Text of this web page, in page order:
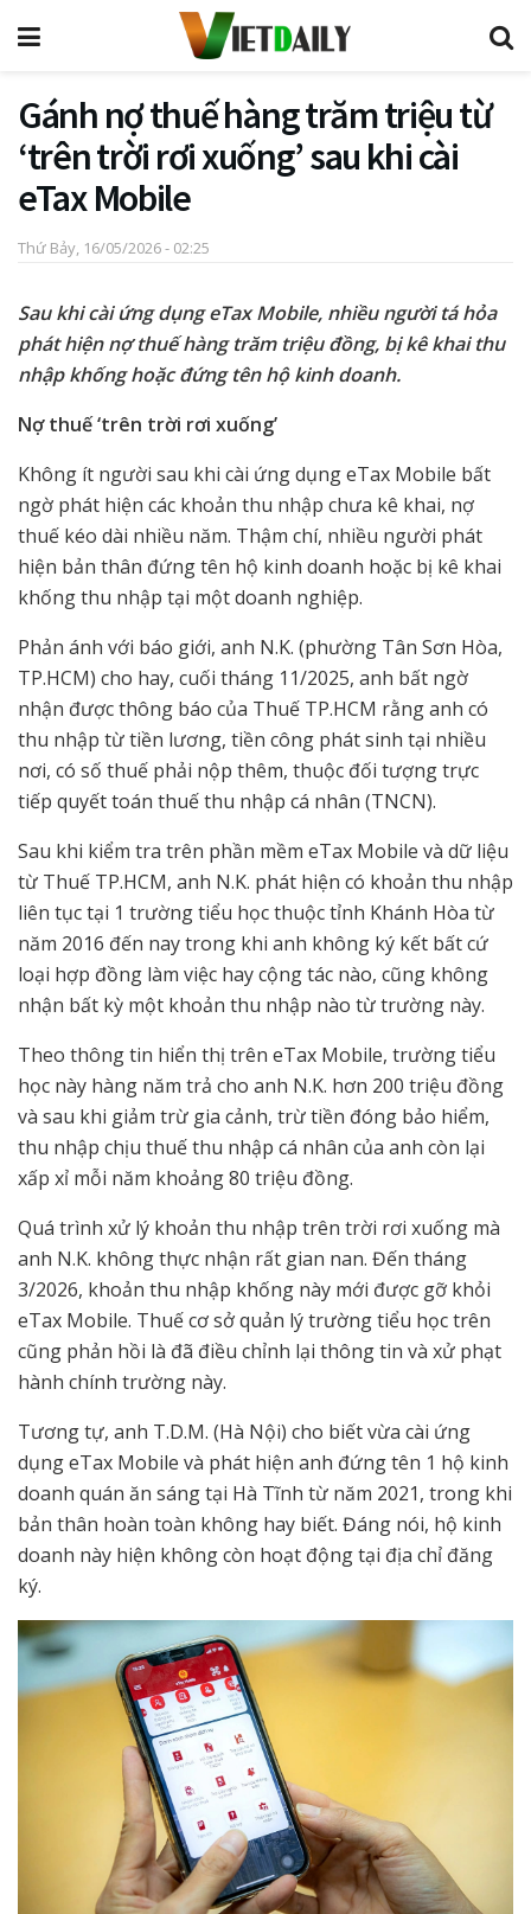
Gánh nợ thuế hàng trăm triệu từ
‘trên trời rơi xuống’ sau khi cài
eTax Mobile
Thứ Bảy, 16/05/2026 - 02:25
Sau khi cài ứng dụng eTax Mobile, nhiều người tá hỏa
phát hiện nợ thuế hàng trăm triệu đồng, bị kê khai thu
nhập khống hoặc đứng tên hộ kinh doanh.
Nợ thuế ‘trên trời rơi xuống’
Không ít người sau khi cài ứng dụng eTax Mobile bất
ngờ phát hiện các khoản thu nhập chưa kê khai, nợ
thuế kéo dài nhiều năm. Thậm chí, nhiều người phát
hiện bản thân đứng tên hộ kinh doanh hoặc bị kê khai
khống thu nhập tại một doanh nghiệp.
Phản ánh với báo giới, anh N.K. (phường Tân Sơn Hòa,
TP.HCM) cho hay, cuối tháng 11/2025, anh bất ngờ
nhận được thông báo của Thuế TP.HCM rằng anh có
thu nhập từ tiền lương, tiền công phát sinh tại nhiều
nơi, có số thuế phải nộp thêm, thuộc đối tượng trực
tiếp quyết toán thuế thu nhập cá nhân (TNCN).
Sau khi kiểm tra trên phần mềm eTax Mobile và dữ liệu
từ Thuế TP.HCM, anh N.K. phát hiện có khoản thu nhập
liên tục tại 1 trường tiểu học thuộc tỉnh Khánh Hòa từ
năm 2016 đến nay trong khi anh không ký kết bất cứ
loại hợp đồng làm việc hay cộng tác nào, cũng không
nhận bất kỳ một khoản thu nhập nào từ trường này.
Theo thông tin hiển thị trên eTax Mobile, trường tiểu
học này hàng năm trả cho anh N.K. hơn 200 triệu đồng
và sau khi giảm trừ gia cảnh, trừ tiền đóng bảo hiểm,
thu nhập chịu thuế thu nhập cá nhân của anh còn lại
xấp xỉ mỗi năm khoảng 80 triệu đồng.
Quá trình xử lý khoản thu nhập trên trời rơi xuống mà
anh N.K. không thực nhận rất gian nan. Đến tháng
3/2026, khoản thu nhập khống này mới được gỡ khỏi
eTax Mobile. Thuế cơ sở quản lý trường tiểu học trên
cũng phản hồi là đã điều chỉnh lại thông tin và xử phạt
hành chính trường này.
Tương tự, anh T.D.M. (Hà Nội) cho biết vừa cài ứng
dụng eTax Mobile và phát hiện anh đứng tên 1 hộ kinh
doanh quán ăn sáng tại Hà Tĩnh từ năm 2021, trong khi
bản thân hoàn toàn không hay biết. Đáng nói, hộ kinh
doanh này hiện không còn hoạt động tại địa chỉ đăng
ký.